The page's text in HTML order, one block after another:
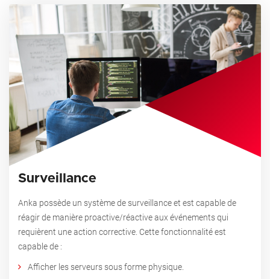
Surveillance
Anka possède un système de surveillance et est capable de
réagir de manière proactive/réactive aux événements qui
requièrent une action corrective. Cette fonctionnalité est
capable de :
Afficher les serveurs sous forme physique.